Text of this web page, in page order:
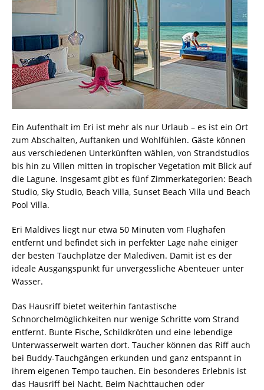
Ein Aufenthalt im Eri ist mehr als nur Urlaub – es ist ein Ort
zum Abschalten, Auftanken und Wohlfühlen. Gäste können
aus verschiedenen Unterkünften wählen, von Strandstudios
bis hin zu Villen mitten in tropischer Vegetation mit Blick auf
die Lagune. Insgesamt gibt es fünf Zimmerkategorien: Beach
Studio, Sky Studio, Beach Villa, Sunset Beach Villa und Beach
Pool Villa.
Eri Maldives liegt nur etwa 50 Minuten vom Flughafen
entfernt und befindet sich in perfekter Lage nahe einiger
der besten Tauchplätze der Malediven. Damit ist es der
ideale Ausgangspunkt für unvergessliche Abenteuer unter
Wasser.
Das Hausriff bietet weiterhin fantastische
Schnorchelmöglichkeiten nur wenige Schritte vom Strand
entfernt. Bunte Fische, Schildkröten und eine lebendige
Unterwasserwelt warten dort. Taucher können das Riff auch
bei Buddy-Tauchgängen erkunden und ganz entspannt in
ihrem eigenen Tempo tauchen. Ein besonderes Erlebnis ist
das Hausriff bei Nacht. Beim Nachttauchen oder